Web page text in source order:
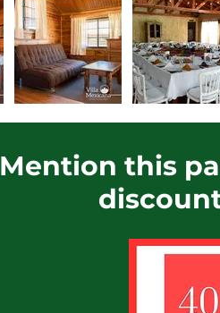
Mention this